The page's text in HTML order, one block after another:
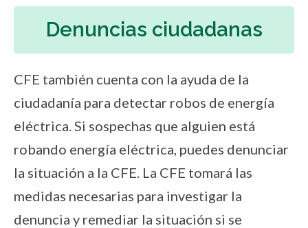
Denuncias ciudadanas
CFE también cuenta con la ayuda de la
ciudadanía para detectar robos de energía
eléctrica. Si sospechas que alguien está
robando energía eléctrica, puedes denunciar
la situación a la CFE. La CFE tomará las
medidas necesarias para investigar la
denuncia y remediar la situación si se